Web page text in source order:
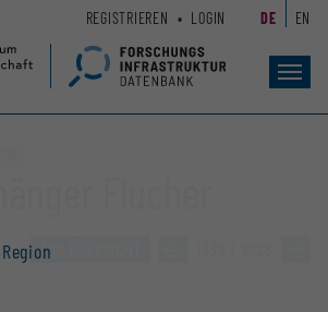
REGISTRIEREN LOGIN DE EN
Flucher
ZUR ÜBERSICHT